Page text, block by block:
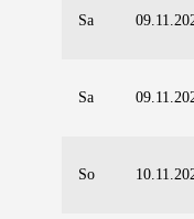
Sa
Sa
So